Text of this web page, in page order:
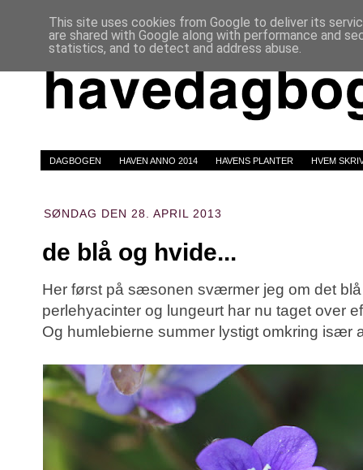
DAGBOGEN HAVEN ANNO 2014 HAVENS PLANTER HVEM
SØNDAG DEN 28. APRIL 2013
de blå og hvide...
Her først på sæsonen sværmer jeg om det
perlehyacinter og lungeurt har nu taget over
Og humlebierne summer lystigt omkring især
This site uses cookies from Google to deliver its
are shared with Google along with performance and
statistics, and to detect and address abuse.